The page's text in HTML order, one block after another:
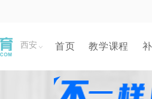
西安 首页 教学课程